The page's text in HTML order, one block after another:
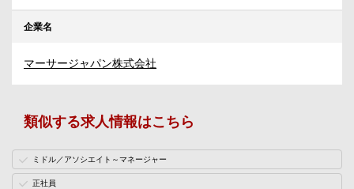
企業名
マーサージャパン株式会社
類似する求人情報はこちら
ミドル／アソシエイト～マネージャー
正社員